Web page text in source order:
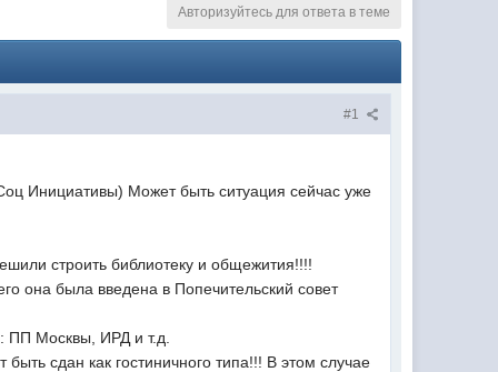
Авторизуйтесь для ответа в теме
#1
Инициативы) Может быть ситуация сейчас уже
строить библиотеку и общежития!!!!
она была введена в Попечительский совет
ПП Москвы, ИРД и т.д.
сдан как гостиничного типа!!! В этом случае